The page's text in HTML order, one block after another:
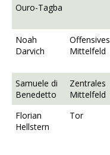
Ouro-Tagba
Noah
Darvich
Offensives
Mittelfeld
Samuele di
Benedetto
Zentrales
Mittelfeld
Florian
Hellstern
Tor